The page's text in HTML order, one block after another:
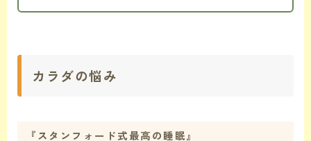
カラダの悩み
『スタンフォード式最高の睡眠』